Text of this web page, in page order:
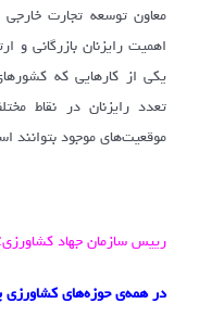
معاون توسعه تجارت
اهمیت رایزنان بازرگانی
یکی از کارهایی که
تعدد رایزنان در نقاط
موقعیت‌های موجود بتوانند
رییس سازمان جهاد کشاورزی:
در همه‌ی حوزه‌های کشاورزی